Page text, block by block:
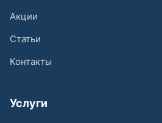
Акции
Статьи
Контакты
Услуги